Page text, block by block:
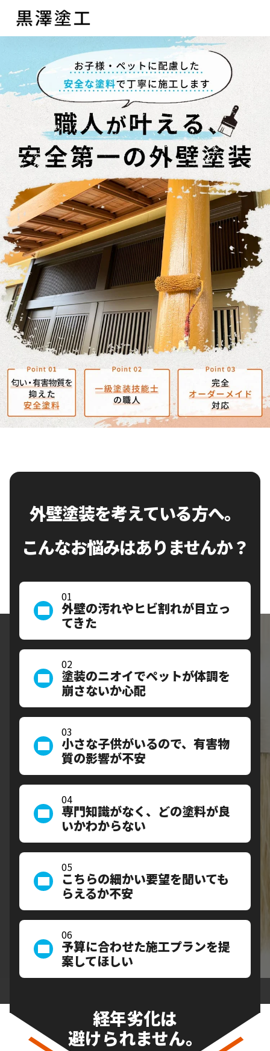
外壁塗装を考えている方へ。
こんなお悩みはありませんか？
01
外壁の汚れやヒビ割れが目立っ
てきた
02
塗装のニオイでペットが体調を
崩さないか心配
03
小さな子供がいるので、有害物
質の影響が不安
04
専門知識がなく、どの塗料が良
いかわからない
05
こちらの細かい要望を聞いても
らえるか不安
06
予算に合わせた施工プランを提
案してほしい
経年劣化は
避けられません。